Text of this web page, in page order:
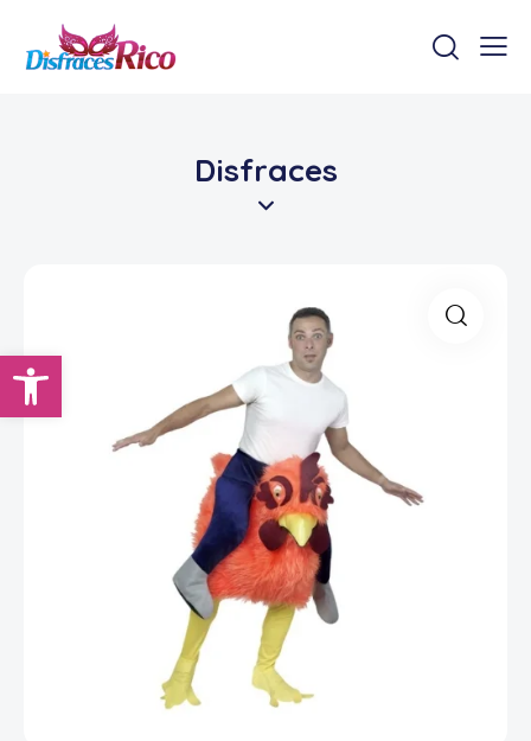
Abrir barra de herramientas
Disfraces